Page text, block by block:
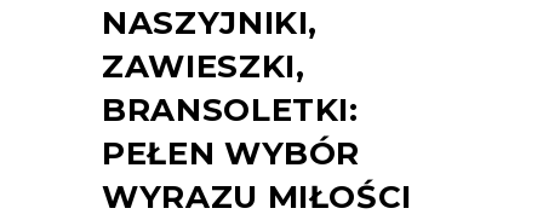
NASZYJNIKI,
ZAWIESZKI,
BRANSOLETKI:
PEŁEN WYBÓR
WYRAZU MIŁOŚCI